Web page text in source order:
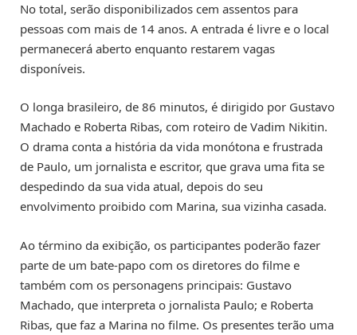
No total, serão disponibilizados cem assentos para
pessoas com mais de 14 anos. A entrada é livre e o local
permanecerá aberto enquanto restarem vagas
disponíveis.
O longa brasileiro, de 86 minutos, é dirigido por Gustavo
Machado e Roberta Ribas, com roteiro de Vadim Nikitin.
O drama conta a história da vida monótona e frustrada
de Paulo, um jornalista e escritor, que grava uma fita se
despedindo da sua vida atual, depois do seu
envolvimento proibido com Marina, sua vizinha casada.
Ao término da exibição, os participantes poderão fazer
parte de um bate-papo com os diretores do filme e
também com os personagens principais: Gustavo
Machado, que interpreta o jornalista Paulo; e Roberta
Ribas, que faz a Marina no filme. Os presentes terão uma